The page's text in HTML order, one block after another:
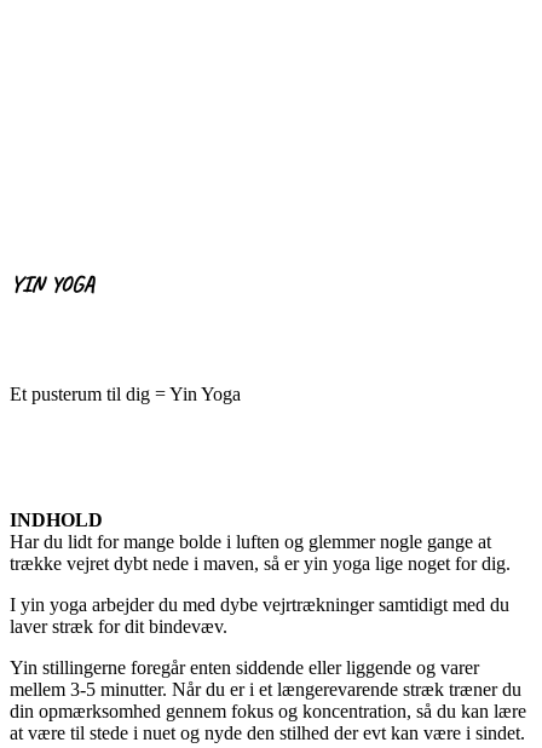
YIN YOGA
Et pusterum til dig = Yin Yoga
INDHOLD
Har du lidt for mange bolde i luften og glemmer nogle gange at
trække vejret dybt nede i maven, så er yin yoga lige noget for dig.
I yin yoga arbejder du med dybe vejrtrækninger samtidigt med du
laver stræk for dit bindevæv.
Yin stillingerne foregår enten siddende eller liggende og varer
mellem 3-5 minutter. Når du er i et længerevarende stræk træner du
din opmærksomhed gennem fokus og koncentration, så du kan lære
at være til stede i nuet og nyde den stilhed der evt kan være i sindet.